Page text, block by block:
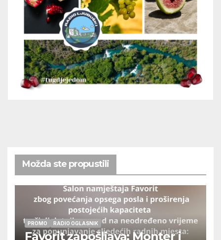
Možda ste propustili
PROMO RADIO OGLASNIK
Favorit zapošljava: Monter i